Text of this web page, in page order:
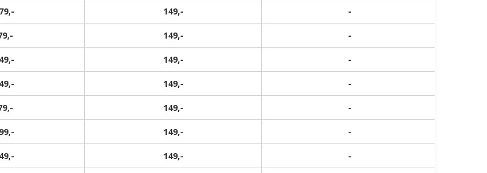
149,- -
149,- -
149,- -
149,- -
149,- -
149,- -
149,- -